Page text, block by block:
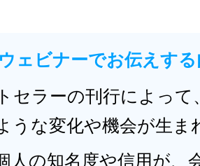
ェビナーでお伝えす
セラーの刊行によって
うな変化や機会が生ま
人の知名度や信用が、